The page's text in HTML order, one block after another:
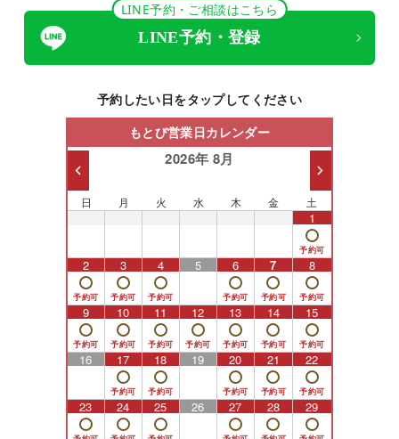
LINE予約・ご相談はこちら
LINE予約・登録
予約したい日をタップしてください
もとび営業日カレンダー
2026年 8月
日 月 火 水 木 金 土
1
2 3 4 5 6 7 8
9 10 11 12 13 14 15
16 17 18 19 20 21 22
23 24 25 26 27 28 29